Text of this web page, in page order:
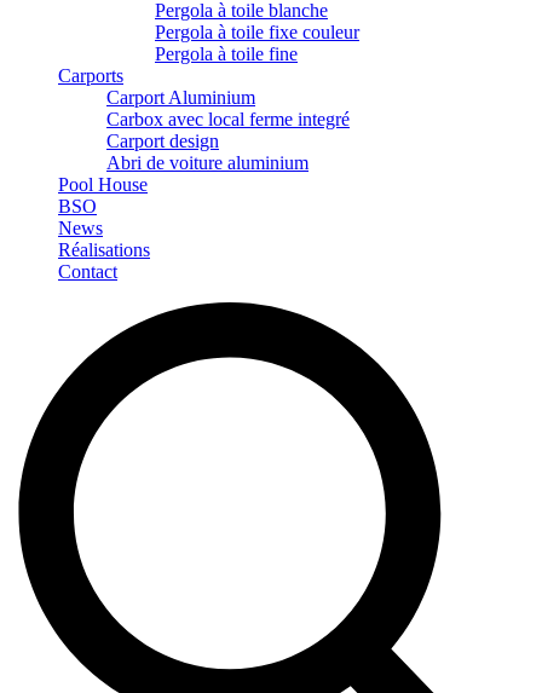
Pergola à toile blanche
Pergola à toile fixe couleur
Pergola à toile fine
Carports
Carport Aluminium
Carbox avec local ferme integré
Carport design
Abri de voiture aluminium
Pool House
BSO
News
Réalisations
Contact